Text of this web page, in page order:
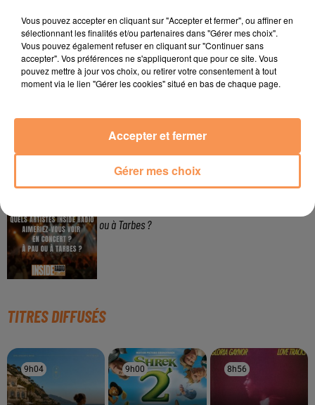
Gagnez vos pass de 2h à Calicéo !
Gagnez votre bon d'achat d'une valeur de 50€ avec
Mystic Ambre !
ou à Tarbes ?
TITRES DIFFUSÉS
9h04
9h04 9h00
9h00 8h56
8h56
Vous pouvez accepter en cliquant sur "Accepter et fermer", ou affiner en
sélectionnant les finalités et/ou partenaires dans "Gérer mes choix".
Vous pouvez également refuser en cliquant sur "Continuer sans
accepter". Vos préférences ne s'appliqueront que pour ce site. Vous
pouvez mettre à jour vos choix, ou retirer votre consentement à tout
moment via le lien "Gérer les cookies" situé en bas de chaque page.
Gérer mes choix
Accepter et fermer